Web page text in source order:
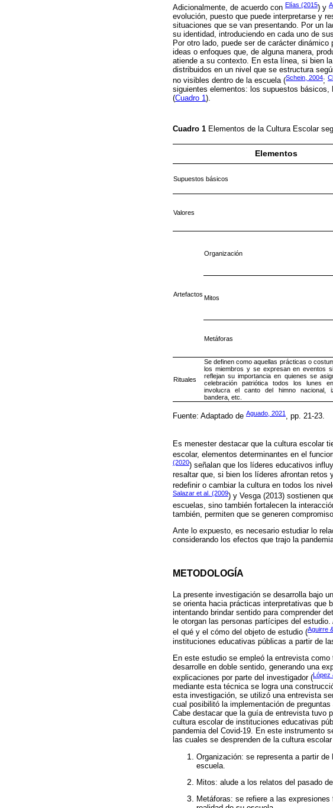
Adicionalmente, de acuerdo con Elías (2015) y
evolución, puesto que puede interpretarse y
situaciones que se van presentando. Por un
su identidad, introduciendo en cada uno de
Por otro lado, puede ser de carácter
ideas o enfoques que, de alguna manera,
atiende a su contexto. En esta línea, si bien
distribuidos en un nivel que se estructura
no visibles dentro de la escuela (Schein, 2004;
siguientes elementos: los supuestos
(Cuadro 1).
Cuadro 1 Elementos de la Cultura Escolar
Elementos
Supuestos básicos
Valores
Artefactos
Organización
Mitos
Metáforas
Rituales
Se definen como aquellas prácticas o
los miembros y se expresan en eventos
reflejan su importancia en quienes se
celebración patriótica todos los lunes
involucra el canto del himno nacional,
bandera, etc.
Fuente: Adaptado de Aguado, 2021 , pp. 21-23.
Es menester destacar que la cultura escolar
escolar, elementos determinantes en el
(2020) señalan que los líderes educativos
resaltar que, si bien los líderes afrontan retos
redefinir o cambiar la cultura en todos los
Salazar et al. (2009) y Vesga (2013) sostienen
escuelas, sino también fortalecen la
también, permiten que se generen
Ante lo expuesto, es necesario estudiar lo
considerando los efectos que trajo la
METODOLOGÍA
La presente investigación se desarrolla bajo
se orienta hacia prácticas interpretativas que
intentando brindar sentido para comprender
le otorgan las personas partícipes del
el qué y el cómo del objeto de estudio (Aguirre
instituciones educativas públicas a partir de
En este estudio se empleó la entrevista
desarrolle en doble sentido, generando una
explicaciones por parte del investigador (López
mediante esta técnica se logra una
esta investigación, se utilizó una entrevista
cual posibilitó la implementación de
Cabe destacar que la guía de entrevista tuvo
cultura escolar de instituciones educativas
pandemia del Covid-19. En este instrumento
las cuales se desprenden de la cultura
Organización: se representa a partir
escuela.
Mitos: alude a los relatos del pasado
Metáforas: se refiere a las